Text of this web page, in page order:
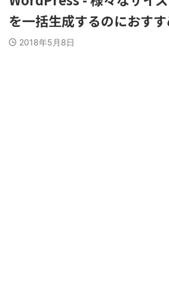
を一括生成するのにおす
2018年5月8日